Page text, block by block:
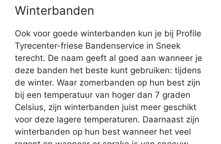
Winterbanden
Ook voor goede winterbanden kun je bij Profile
Tyrecenter-friese Bandenservice in Sneek
terecht. De naam geeft al goed aan wanneer je
deze banden het beste kunt gebruiken: tijdens
de winter. Waar zomerbanden op hun best zijn
bij een temperatuur van hoger dan 7 graden
Celsius, zijn winterbanden juist meer geschikt
voor deze lagere temperaturen. Daarnaast zijn
winterbanden op hun best wanneer het veel